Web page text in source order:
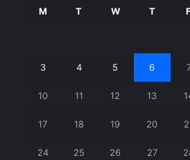
M T W T F
3 4 5 6
10 11 12 13
17 18 19 20
24 25 26 27